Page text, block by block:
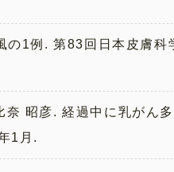
1例. 第83回日本皮膚科
昭彦. 経過中に乳がん
1月.